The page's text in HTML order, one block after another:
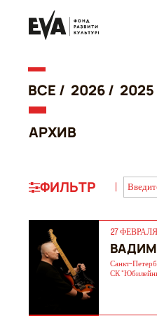
ВСЕ / 2026/ 2025
АРХИВ
ФИЛЬТР
27
Санкт-
СК